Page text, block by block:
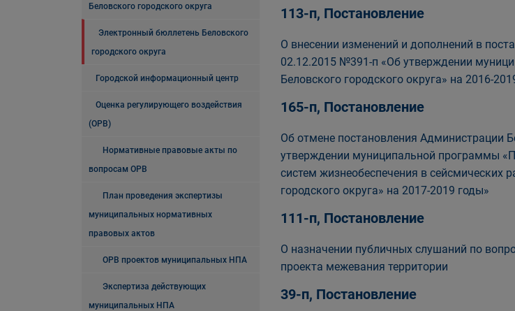
Беловского городского округа
Электронный бюллетень Беловского
городского округа
Городской информационный центр
Оценка регулирующего воздействия
(ОРВ)
Нормативные правовые акты по
вопросам ОРВ
План проведения экспертизы
муниципальных нормативных
правовых актов
ОРВ проектов муниципальных НПА
Экспертиза действующих
муниципальных НПА
113-п, Постановление
О внесении изменений и дополнений в
02.12.2015 №391-п «Об утверждении
Беловского городского округа» на 2016-
165-п, Постановление
Об отмене постановления Администрации
утверждении муниципальной программы
систем жизнеобеспечения в сейсмических
городского округа» на 2017-2019 годы»
111-п, Постановление
О назначении публичных слушаний по
проекта межевания территории
39-п, Постановление